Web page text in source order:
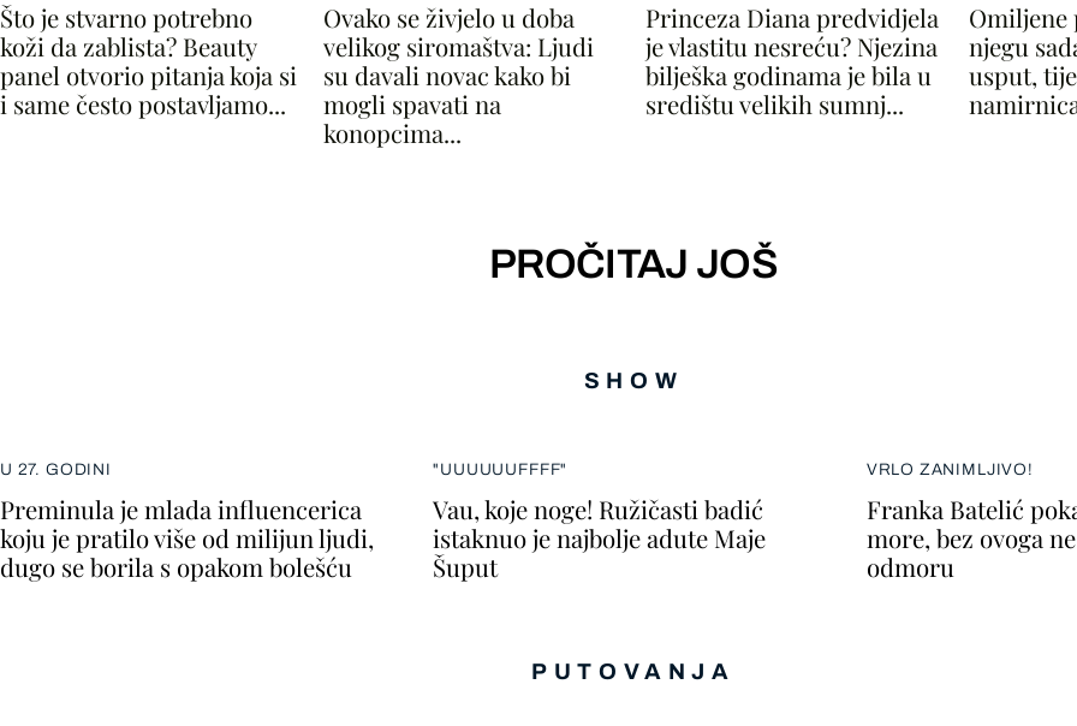
Što je stvarno potrebno
koži da zablista? Beauty
panel otvorio pitanja koja si
i same često postavljamo...
Ovako se živjelo u doba
velikog siromaštva: Ljudi
su davali novac kako bi
mogli spavati na
konopcima...
Princeza Diana predvidjela
je vlastitu nesreću? Njezina
bilješka godinama je bila u
središtu velikih sumnj...
Omiljene
njegu
usput,
PROČITAJ JOŠ
SHOW
U 27. GODINI
Preminula je mlada influencerica
koju je pratilo više od milijun ljudi,
dugo se borila s opakom bolešću
"UUUUUUFFFF"
Vau, koje noge! Ružičasti badić
istaknuo je najbolje adute Maje
Šuput
VRLO ZANIMLJIVO!
Franka Batelić
more, bez ovoga
odmoru
PUTOVANJA